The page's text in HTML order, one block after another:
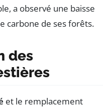
a observé une baisse
carbone de ses forêts.
des
et le remplacement